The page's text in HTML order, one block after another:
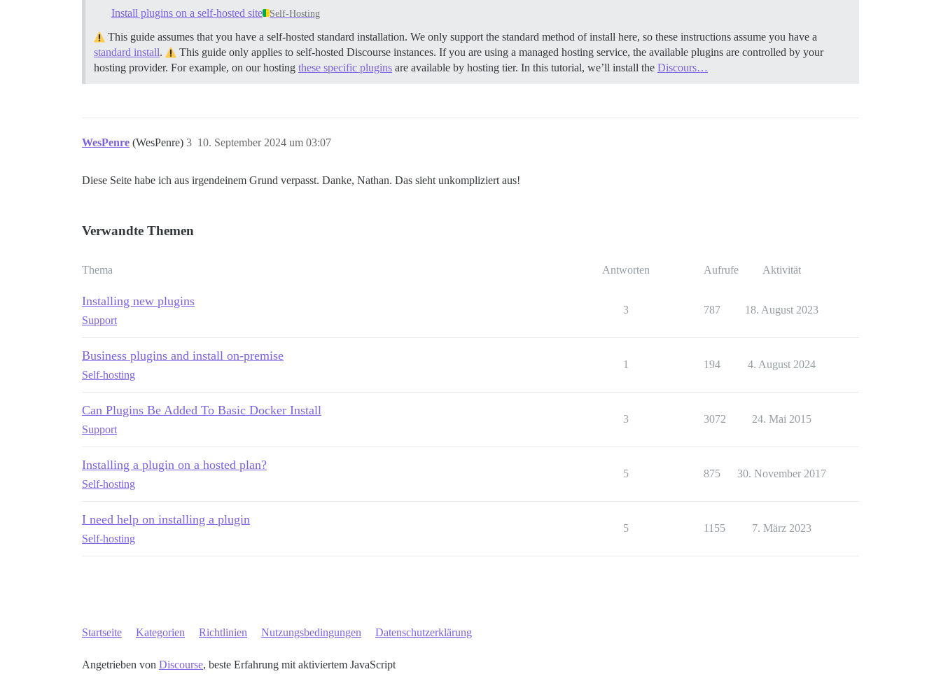
Install plugins on a self-hosted site Self-Hosting
This guide assumes that you have a self-hosted standard installation. We only support the standard method of install here, so these instructions assume you have a
standard install.
This guide only applies to self-hosted Discourse instances. If you are using a managed hosting service, the available plugins are controlled by your
hosting provider. For example, on our hosting these specific plugins are available by hosting tier. In this tutorial, we’ll install the Discours…
WesPenre (WesPenre) 10. September 2024 um 03:07
3
Diese Seite habe ich aus irgendeinem Grund verpasst. Danke, Nathan. Das sieht unkompliziert aus!
Verwandte Themen
Thema Antworten Aufrufe Aktivität
Installing new plugins
Support
3 787 18. August 2023
Business plugins and install on-premise
Self-hosting
1 194 4. August 2024
Can Plugins Be Added To Basic Docker Install
Support
3 3072 24. Mai 2015
Installing a plugin on a hosted plan?
Self-hosting
5 875 30. November 2017
I need help on installing a plugin
Self-hosting
5 1155 7. März 2023
Startseite Kategorien Richtlinien Nutzungsbedingungen Datenschutzerklärung
Angetrieben von Discourse, beste Erfahrung mit aktiviertem JavaScript